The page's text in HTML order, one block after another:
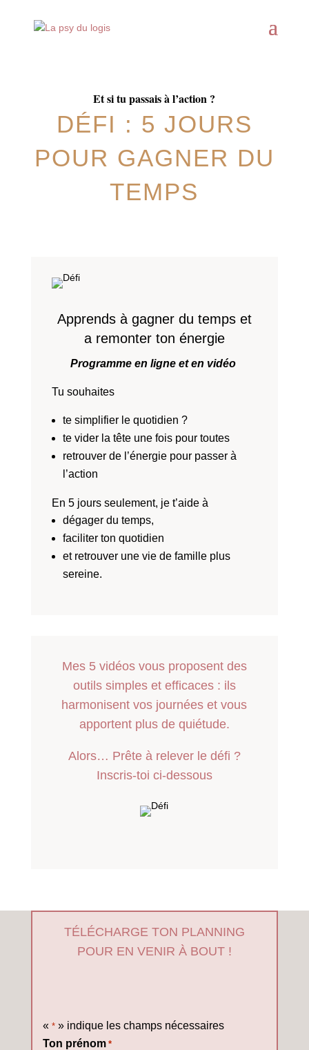
Et si tu passais à l’action ?
DÉFI : 5 JOURS
POUR GAGNER DU
TEMPS
Apprends à gagner du temps et
a remonter ton énergie
Programme en ligne et en vidéo
Tu souhaites
te simplifier le quotidien ?
te vider la tête une fois pour toutes
retrouver de l’énergie pour passer à
l’action
En 5 jours seulement, je t’aide à
dégager du temps,
faciliter ton quotidien
et retrouver une vie de famille plus
sereine.
Mes 5 vidéos vous proposent des
outils simples et efficaces : ils
harmonisent vos journées et vous
apportent plus de quiétude.
Alors… Prête à relever le défi ?
Inscris-toi ci-dessous
TÉLÉCHARGE TON PLANNING
POUR EN VENIR À BOUT !
« *» indique les champs nécessaires
Ton prénom *